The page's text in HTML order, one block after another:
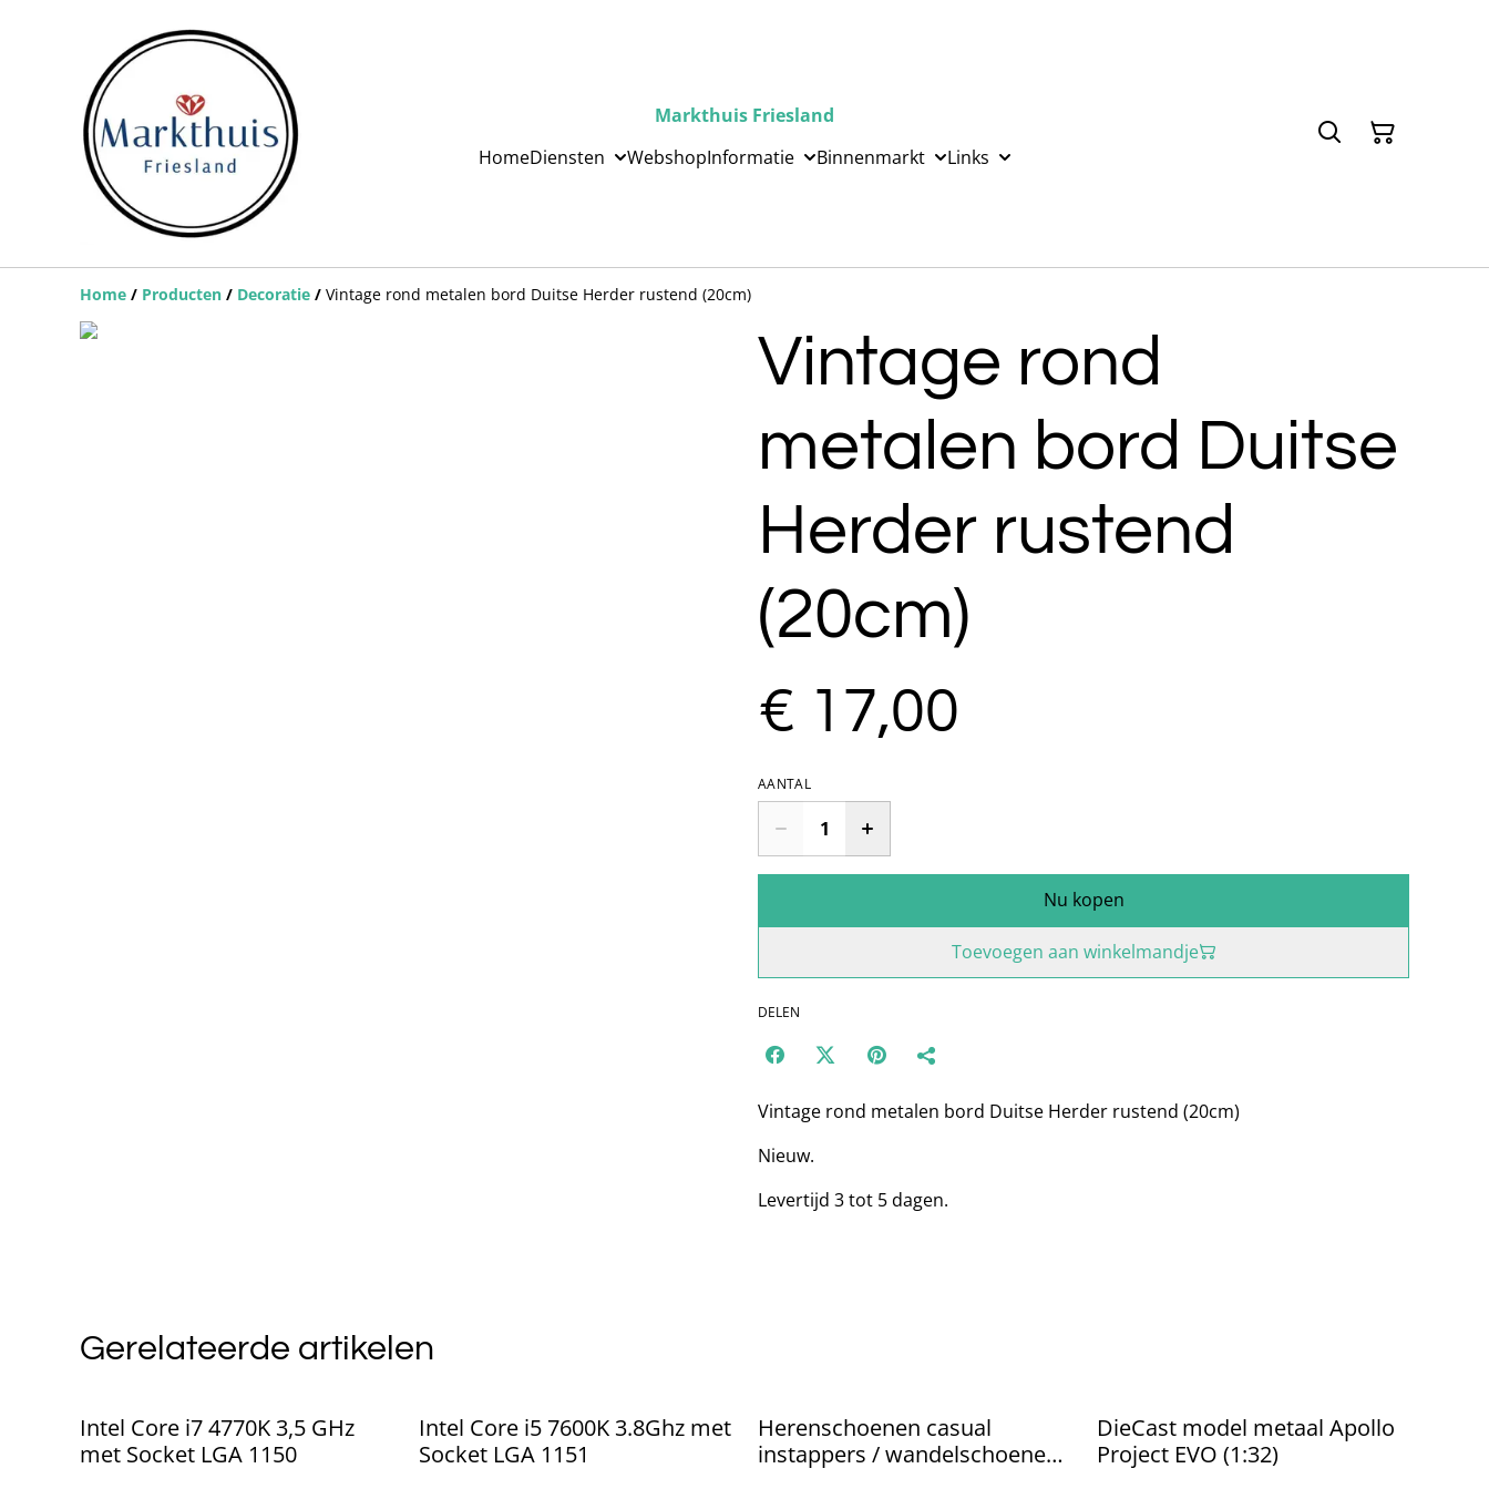
Markthuis Friesland
HomeDiensten WebshopInformatie Binnenmarkt Links
Home / Producten / Decoratie / Vintage rond metalen bord Duitse Herder rustend (20cm)
Vintage rond
metalen bord Duitse
Herder rustend
(20cm)
€ 17,00
AANTAL
Nu kopen
Toevoegen aan winkelmandje
DELEN
Vintage rond metalen bord Duitse Herder rustend (20cm)
Nieuw.
Levertijd 3 tot 5 dagen.
Gerelateerde artikelen
Intel Core i7 4770K 3,5 GHz
met Socket LGA 1150
Intel Core i5 7600K 3.8Ghz met
Socket LGA 1151
Herenschoenen casual
instappers / wandelschoenen
DieCast model metaal Apollo
Project EVO (1:32)